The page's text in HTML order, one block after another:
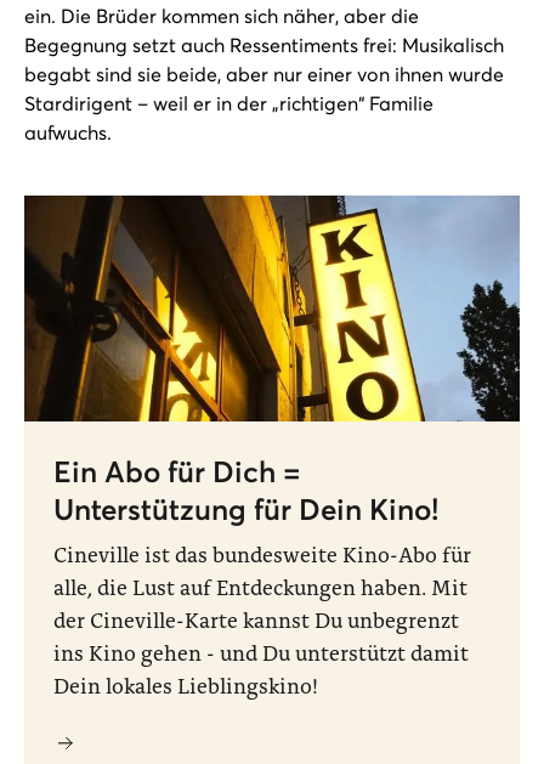
ein. Die Brüder kommen sich näher, aber die
Begegnung setzt auch Ressentiments frei: Musikalisch
begabt sind sie beide, aber nur einer von ihnen wurde
Stardirigent – weil er in der „richtigen“ Familie
aufwuchs.
Ein Abo für Dich =
Unterstützung für Dein Kino!
Cineville ist das bundesweite Kino-Abo für
alle, die Lust auf Entdeckungen haben. Mit
der Cineville-Karte kannst Du unbegrenzt
ins Kino gehen - und Du unterstützt damit
Dein lokales Lieblingskino!